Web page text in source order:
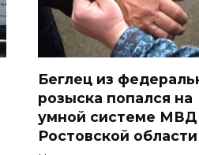
Беглец из
розыска попался на
умной системе МВД
Ростовской области